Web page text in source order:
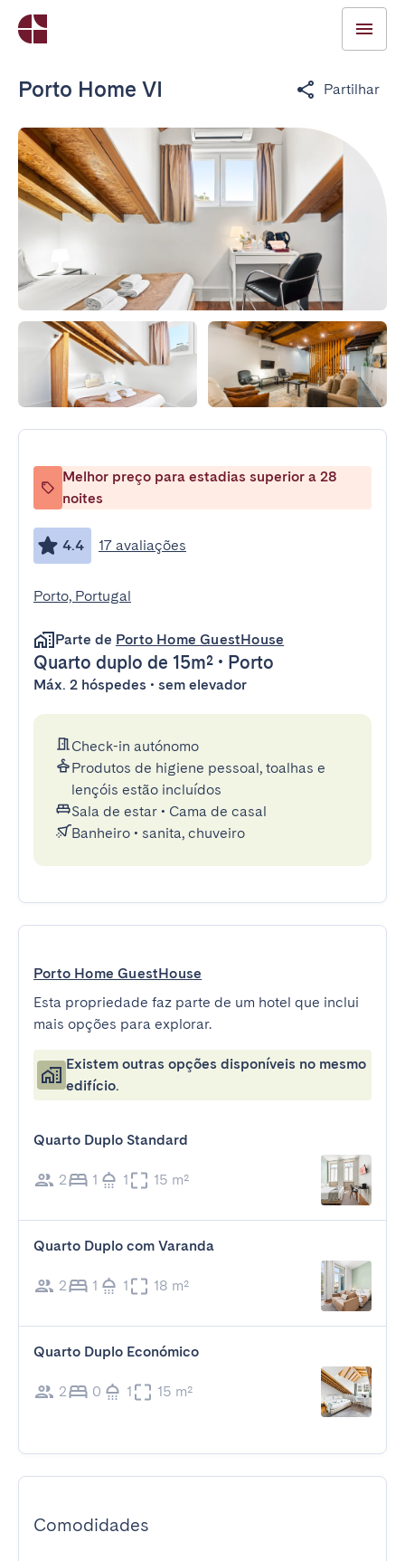
Porto Home VI Partilhar
Melhor preço para estadias superior a 28
noites
4.4 17 avaliações
Porto, Portugal
Parte de Porto Home GuestHouse
Quarto duplo de 15m² • Porto
Máx. 2 hóspedes • sem elevador
Check-in autónomo
Produtos de higiene pessoal, toalhas e
lençóis estão incluídos
Sala de estar • Cama de casal
Banheiro • sanita, chuveiro
Porto Home GuestHouse
Esta propriedade faz parte de um hotel que inclui
mais opções para explorar.
Existem outras opções disponíveis no mesmo
edifício.
Quarto Duplo Standard
2 1 1 15 m²
Quarto Duplo com Varanda
2 1 1 18 m²
Quarto Duplo Económico
2 0 1 15 m²
Comodidades